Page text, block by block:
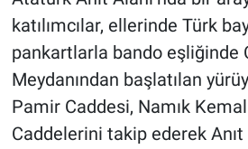
katılımcılar, ellerinde Türk
pankartlarla bando eşliğinde
Meydanından başlatılan
Pamir Caddesi, Namık
Caddelerini takip ederek Anıt